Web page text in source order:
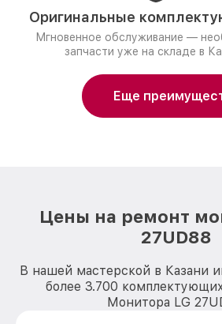
Оригинальные
Мгновенное обслуживание —
запчасти уже на складе в
Еще
Цены на ремонт
27UD88
В нашей мастерской в Казани
более 3.700
Монитора LG